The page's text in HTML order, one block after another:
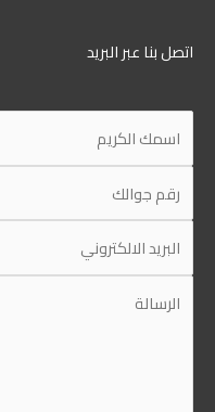
اتصل بنا عبر البريد